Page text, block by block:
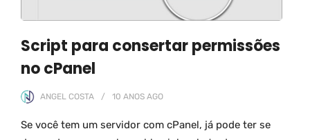
Script para consertar permissões
no cPanel
ANGEL COSTA 10 ANOS AGO
Se você tem um servidor com cPanel, já pode ter se